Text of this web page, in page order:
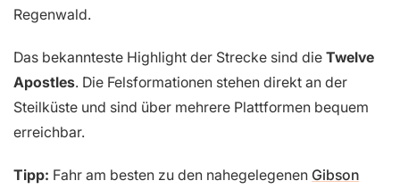
Regenwald.
Das bekannteste Highlight der Strecke sind die Twelve
Apostles. Die Felsformationen stehen direkt an der
Steilküste und sind über mehrere Plattformen bequem
erreichbar.
Tipp: Fahr am besten zu den nahegelegenen Gibson